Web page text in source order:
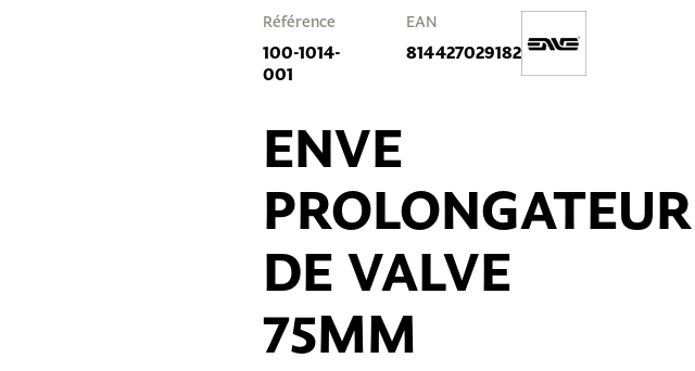
Référence
100-1014-
001
EAN
814427029182
ENVE
PROLONGATEUR
DE VALVE
75MM